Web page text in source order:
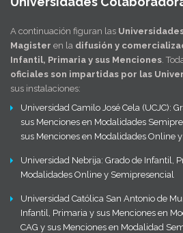
A continuación figuran las
Magister en la difusión y
Infantil, Primaria y sus Menciones.
oficiales son impartidas por las
sus instalaciones:
Universidad Camilo José Cela (UCJC):
sus Menciones en Modalidades
sus Menciones en Modalidades Online
Universidad Nebrija: Grado de Infantil,
Modalidades Online y Semipresencial
Universidad Católica San Antonio de
Infantil, Primaria y sus Menciones en
CAG y sus Menciones en Modalidad